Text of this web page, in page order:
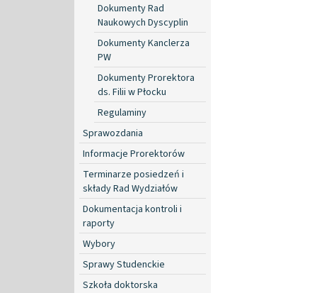
Dokumenty Rad
Naukowych Dyscyplin
Dokumenty Kanclerza
PW
Dokumenty Prorektora
ds. Filii w Płocku
Regulaminy
Sprawozdania
Informacje Prorektorów
Terminarze posiedzeń i
składy Rad Wydziałów
Dokumentacja kontroli i
raporty
Wybory
Sprawy Studenckie
Szkoła doktorska